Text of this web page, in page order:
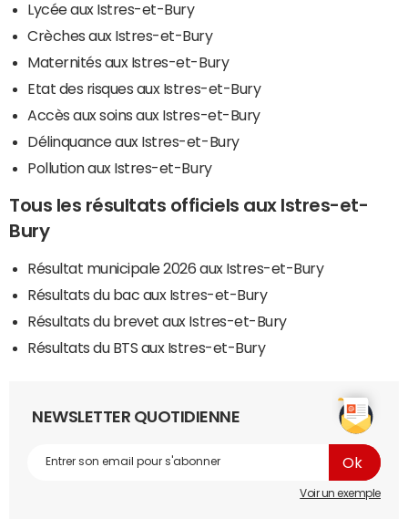
Lycée aux Istres-et-Bury
Crèches aux Istres-et-Bury
Maternités aux Istres-et-Bury
Etat des risques aux Istres-et-Bury
Accès aux soins aux Istres-et-Bury
Délinquance aux Istres-et-Bury
Pollution aux Istres-et-Bury
Tous les résultats officiels aux Istres-et-
Bury
Résultat municipale 2026 aux Istres-et-Bury
Résultats du bac aux Istres-et-Bury
Résultats du brevet aux Istres-et-Bury
Résultats du BTS aux Istres-et-Bury
NEWSLETTER QUOTIDIENNE
Voir un exemple